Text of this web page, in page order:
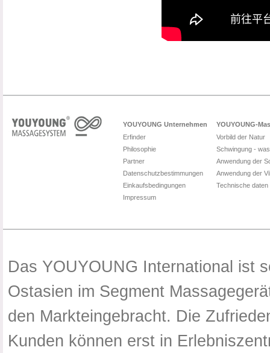
YOUYOUNG Unternehmen
Erfinder
Philosophie
Partner
Datenschutzbestimmungen
Einkaufsbedingungen
Impressum
YOUYOUNG-
Vorbild der Natur
Schwingung -
Anwendung der
Anwendung der
Technische daten
Das YOUYOUNG International ist
Ostasien im Segment
den Markteingebracht. Die
Kunden können erst in